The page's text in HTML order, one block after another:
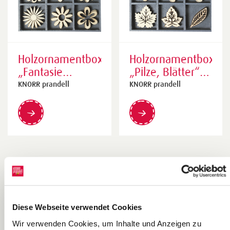
Diese Webseite verwendet Cookies
Wir verwenden Cookies, um Inhalte und Anzeigen zu
Holzornamentbox
„Fantasie
Blumen“ natur |
105×105 mm,
30 mm, natur
KNORR prandell
Holzornamentbox
„Pilze, Blätter“
natur | 105×105
mm, 30 mm,
natur
KNORR prandell